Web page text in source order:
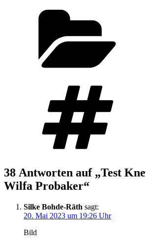
38 Antworten auf „Test
Wilfa Probaker“
Silke Bohde-Räth sagt:
20. Mai 2023 um 19:26 Uhr
Bild